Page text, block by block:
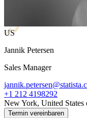
US
Jannik Petersen
Sales Manager
+1 212 4198292
New York, United States
Termin vereinbaren